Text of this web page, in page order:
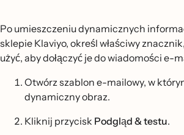
Po umieszczeniu dynamicznych
sklepie Klaviyo, określ właściwy
użyć, aby dołączyć je do wiadomości e-
Otwórz szablon e-mailowy, w
dynamiczny obraz.
Kliknij przycisk Podgląd & testu.